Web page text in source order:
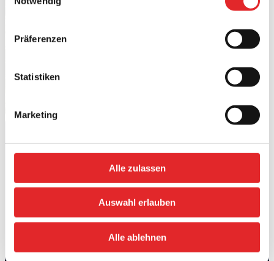
Präferenzen
Statistiken
Marketing
Alle zulassen
Auswahl erlauben
Alle ablehnen